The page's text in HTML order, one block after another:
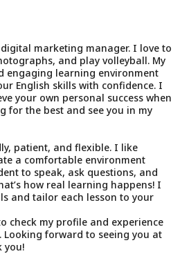
marketing manager. I love to
and play volleyball. My
engaging learning environment
English skills with confidence. I
your own personal success when
for the best and see you in my
patient, and flexible. I like
a comfortable environment
to speak, ask questions, and
how real learning happens! I
and tailor each lesson to your
check my profile and experience
Looking forward to seeing you at
you!